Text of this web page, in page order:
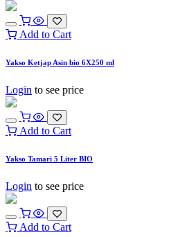
Add to Cart
Yakso Ketjap Asin bio 6X250 ml
Login to see price
Add to Cart
Yakso Tamari 5 Liter BIO
Login to see price
Add to Cart